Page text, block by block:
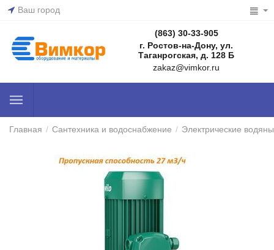
Ваш город
(863) 30-33-905
г. Ростов-на-Дону, ул.
Таганрогская, д. 128 Б
zakaz@vimkor.ru
Главная / Сантехника и водоснабжение / Электрические